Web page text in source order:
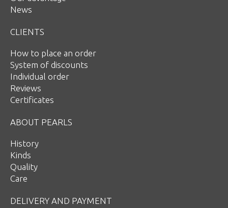
News
CLIENTS
How to place an order
System of discounts
Individual order
Reviews
Certificates
ABOUT PEARLS
History
Kinds
Quality
Care
DELIVERY AND PAYMENT